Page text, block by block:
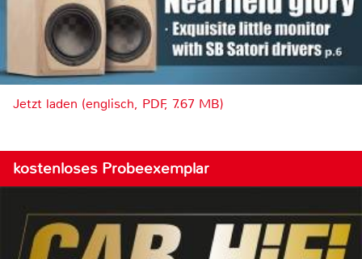
Jetzt laden (englisch, PDF, 7.67 MB)
kostenloses Probeexemplar